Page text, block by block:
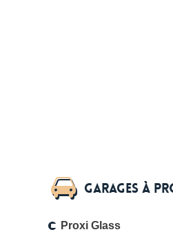
Garages à
Proxi Glass